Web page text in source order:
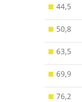
44,5
50,8
63,5
69,9
76,2